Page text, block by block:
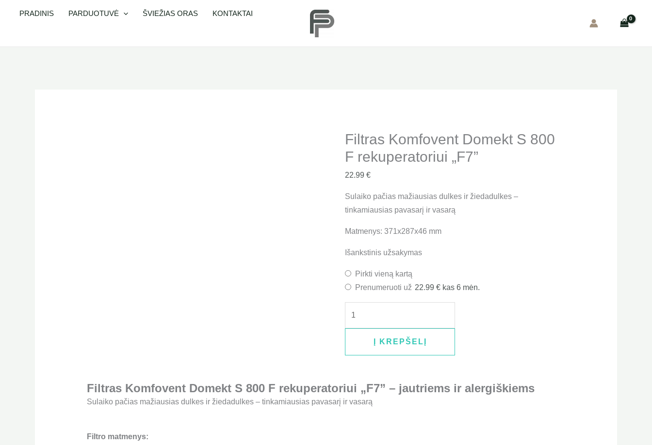
PRADINIS PARDUOTUVĖ ŠVIEŽIAS ORAS KONTAKTAI
Filtras Komfovent Domekt S 800
F rekuperatoriui „F7”
22.99€
Sulaiko pačias mažiausias dulkes ir žiedadulkes –
tinkamiausias pavasarį ir vasarą
Matmenys: 371x287x46 mm
Išankstinis užsakymas
Pirkti vieną kartą
Prenumeruoti už 22.99€ kas 6 mėn.
Į KREPŠELĮ
Filtras Komfovent Domekt S 800 F rekuperatoriui „F7” – jautriems ir alergiškiems
Sulaiko pačias mažiausias dulkes ir žiedadulkes – tinkamiausias pavasarį ir vasarą
Filtro matmenys: